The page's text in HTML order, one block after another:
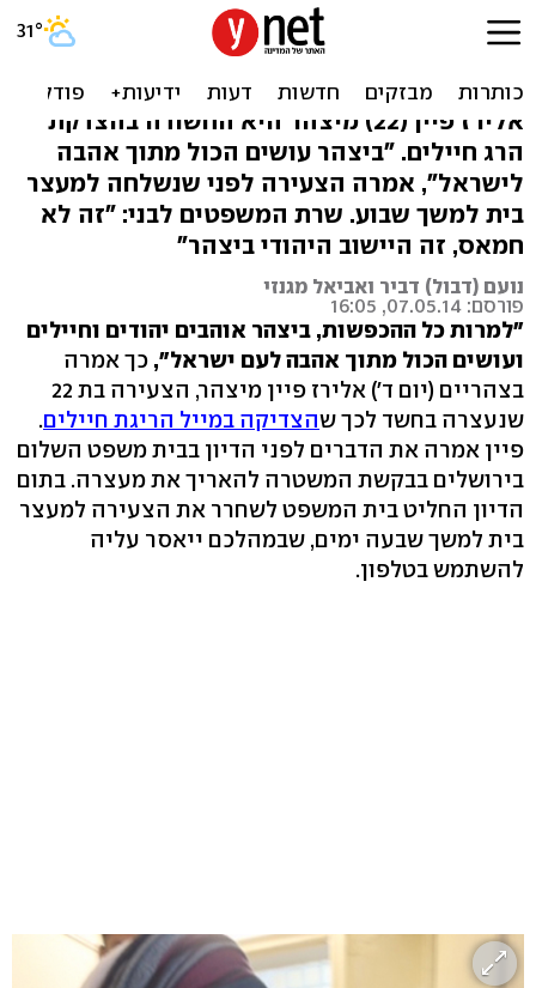
גרסת החשודה: 'ביצהר
אוהבים יהודים וחיילים'
אלירז פיין (22) מיצהר היא החשודה בהצדקת
הרג חיילים. "ביצהר עושים הכול מתוך אהבה
לישראל", אמרה הצעירה לפני שנשלחה למעצר
בית למשך שבוע. שרת המשפטים לבני: "זה לא
חמאס, זה היישוב היהודי ביצהר"
נועם (דבול) דביר ואביאל מגנזי
פורסם: 07.05.14, 16:05
"למרות כל ההכפשות, ביצהר אוהבים יהודים וחיילים
ועושים הכול מתוך אהבה לעם ישראל", כך אמרה
בצהריים (יום ד') אלירז פיין מיצהר, הצעירה בת 22
שנעצרה בחשד לכך שהצדיקה במייל הריגת חיילים.
פיין אמרה את הדברים לפני הדיון בבית משפט השלום
בירושלים בבקשת המשטרה להאריך את מעצרה. בתום
הדיון החליט בית המשפט לשחרר את הצעירה למעצר
בית למשך שבעה ימים, שבמהלכם ייאסר עליה
להשתמש בטלפון.